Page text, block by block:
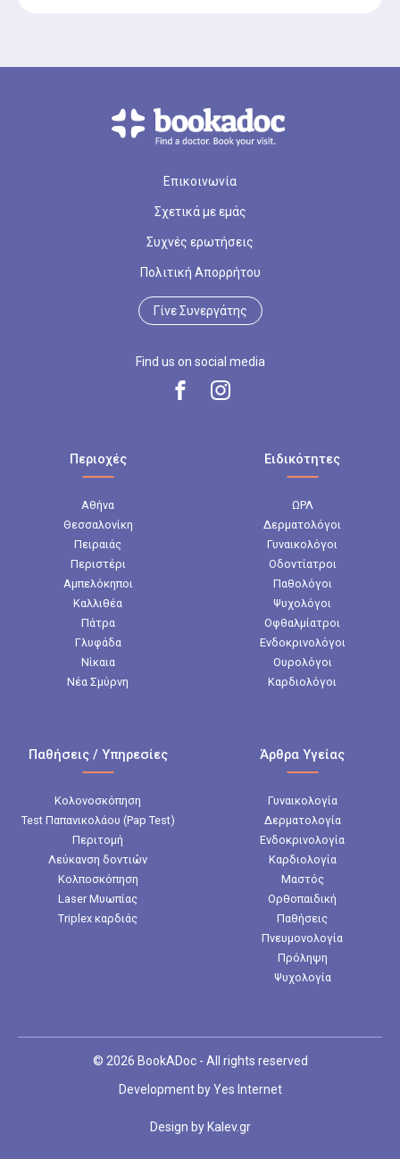
Επικοινωνία
Σχετικά με εμάς
Συχνές ερωτήσεις
Πολιτική Απορρήτου
Γίνε Συνεργάτης
Find us on social media
Περιοχές
Αθήνα
Θεσσαλονίκη
Πειραιάς
Περιστέρι
Αμπελόκηποι
Καλλιθέα
Πάτρα
Γλυφάδα
Νίκαια
Νέα Σμύρνη
Ειδικότητες
ΩΡΛ
Δερματολόγοι
Γυναικολόγοι
Οδοντίατροι
Παθολόγοι
Ψυχολόγοι
Οφθαλμίατροι
Ενδοκρινολόγοι
Ουρολόγοι
Καρδιολόγοι
Παθήσεις / Υπηρεσίες
Κολονοσκόπηση
Test Παπανικολάου (Pap Test)
Περιτομή
Λεύκανση δοντιών
Κολποσκόπηση
Laser Μυωπίας
Triplex καρδιάς
Άρθρα Υγείας
Γυναικολογία
Δερματολογία
Ενδοκρινολογία
Καρδιολογία
Μαστός
Ορθοπαιδική
Παθήσεις
Πνευμονολογία
Πρόληψη
Ψυχολογία
© 2026 BookADoc - All rights reserved
Development byYes Internet
Design by Kalev.gr